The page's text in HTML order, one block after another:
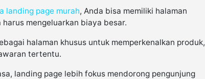
landing page murah, Anda bisa memiliki halaman
mengeluarkan biaya besar.
halaman khusus untuk memperkenalkan produk,
tertentu.
landing page lebih fokus mendorong pengunjung